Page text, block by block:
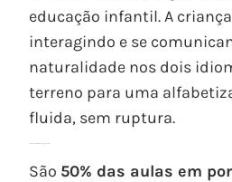
educação infantil. A
interagindo e se
naturalidade nos dois
terreno para uma
fluida, sem ruptura.
São 50% das aulas em